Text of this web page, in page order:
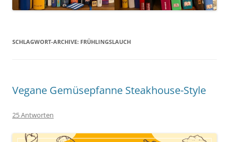
SCHLAGWORT-ARCHIVE: FRÜHLINGSLAUCH
Vegane Gemüsepfanne Steakhouse-Style
25 Antworten